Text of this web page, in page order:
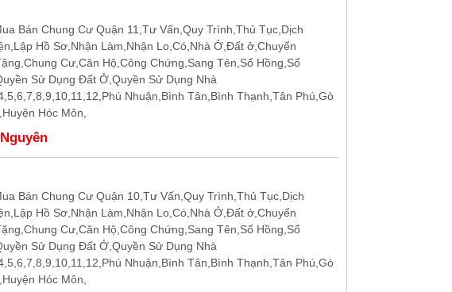
Bán Chung Cư Quận 11,Tư Vấn,Quy Trình,Thủ Tục,Dịch
Hồ Sơ,Nhận Làm,Nhận Lo,Có,Nhà Ở,Đất ở,Chuyển
Cư,Căn Hộ,Công Chứng,Sang Tên,Sổ Hồng,Sổ
Sử Dụng Đất Ở,Quyền Sử Dụng Nhà
Nhuận,Bình Tân,Bình Thạnh,Tân Phú,Gò
Hóc Môn,
Bán Chung Cư Quận 10,Tư Vấn,Quy Trình,Thủ Tục,Dịch
Hồ Sơ,Nhận Làm,Nhận Lo,Có,Nhà Ở,Đất ở,Chuyển
Cư,Căn Hộ,Công Chứng,Sang Tên,Sổ Hồng,Sổ
Sử Dụng Đất Ở,Quyền Sử Dụng Nhà
Nhuận,Bình Tân,Bình Thạnh,Tân Phú,Gò
Hóc Môn,